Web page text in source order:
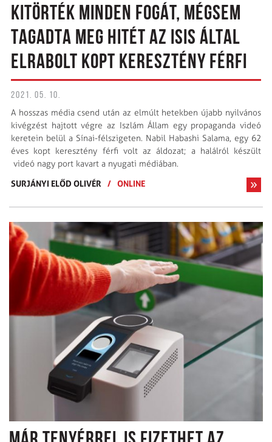
KITÖRTÉK MINDEN FOGÁT, MÉGSEM
TAGADTA MEG HITÉT AZ ISIS ÁLTAL
ELRABOLT KOPT KERESZTÉNY FÉRFI
2021. 05. 10.
A hosszas média csend után az elmúlt hetekben újabb nyilvános
kivégzést hajtott végre az Iszlám Állam egy propaganda videó
keretein belül a Sínai-félszigeten. Nabil Habashi Salama, egy 62
éves kopt keresztény férfi volt az áldozat; a halálról készült
videó nagy port kavart a nyugati médiában.
SURJÁNYI ELŐD OLIVÉR
/ ONLINE